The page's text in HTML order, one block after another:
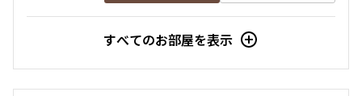
すべてのお部屋を表示